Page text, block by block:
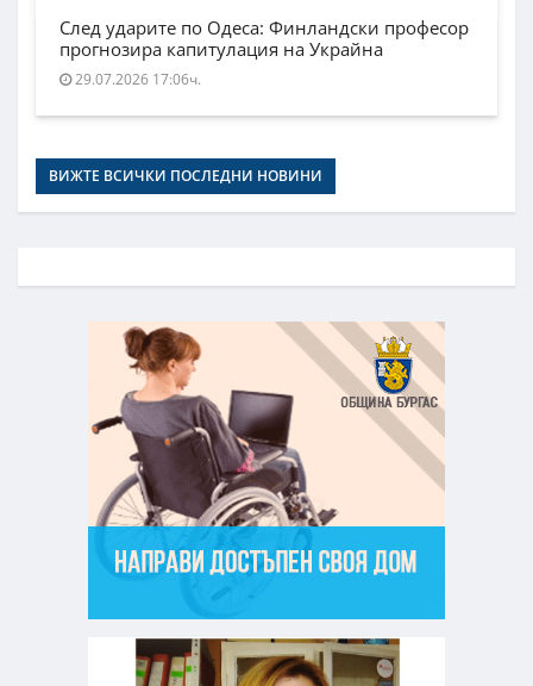
След ударите по Одеса: Финландски професор
прогнозира капитулация на Украйна
29.07.2026 17:06ч.
ВИЖТЕ ВСИЧКИ ПОСЛЕДНИ НОВИНИ